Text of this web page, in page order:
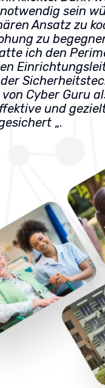
sein
Ansatz zu
zu
ich den
von Cyber Guru
und
„.